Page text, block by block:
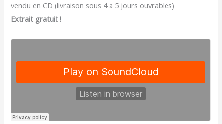
vendu en CD (livraison sous 4 à 5 jours ouvrables)
Extrait gratuit !